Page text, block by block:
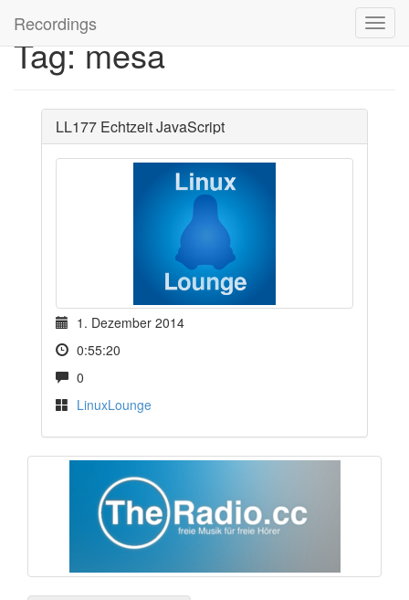
Recordings
Tag: mesa
LL177 Echtzeit JavaScript
1. Dezember 2014
0:55:20
0
LinuxLounge